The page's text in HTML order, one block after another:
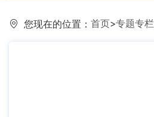
您现在的位置： 首页>专题专栏